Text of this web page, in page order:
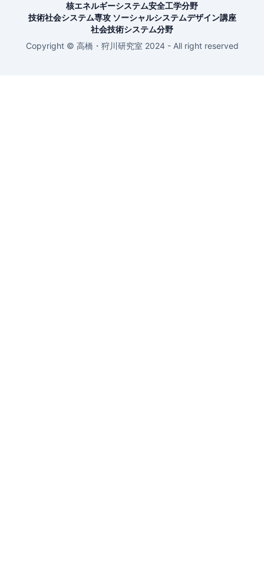
核エネルギーシステム安全工学分野
技術社会システム専攻 ソーシャルシステムデザイン講座
社会技術システム分野
Copyright © 高橋・狩川研究室 2024 - All right reserved